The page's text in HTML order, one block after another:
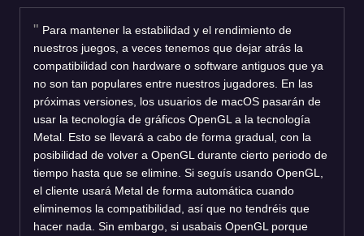
Para mantener la estabilidad y el rendimiento de
nuestros juegos, a veces tenemos que dejar atrás la
compatibilidad con hardware o software antiguos que ya
no son tan populares entre nuestros jugadores. En las
próximas versiones, los usuarios de macOS pasarán de
usar la tecnología de gráficos OpenGL a la tecnología
Metal. Esto se llevará a cabo de forma gradual, con la
posibilidad de volver a OpenGL durante cierto periodo de
tiempo hasta que se elimine. Si seguís usando OpenGL,
el cliente usará Metal de forma automática cuando
eliminemos la compatibilidad, así que no tendréis que
hacer nada. Sin embargo, si usabais OpenGL porque